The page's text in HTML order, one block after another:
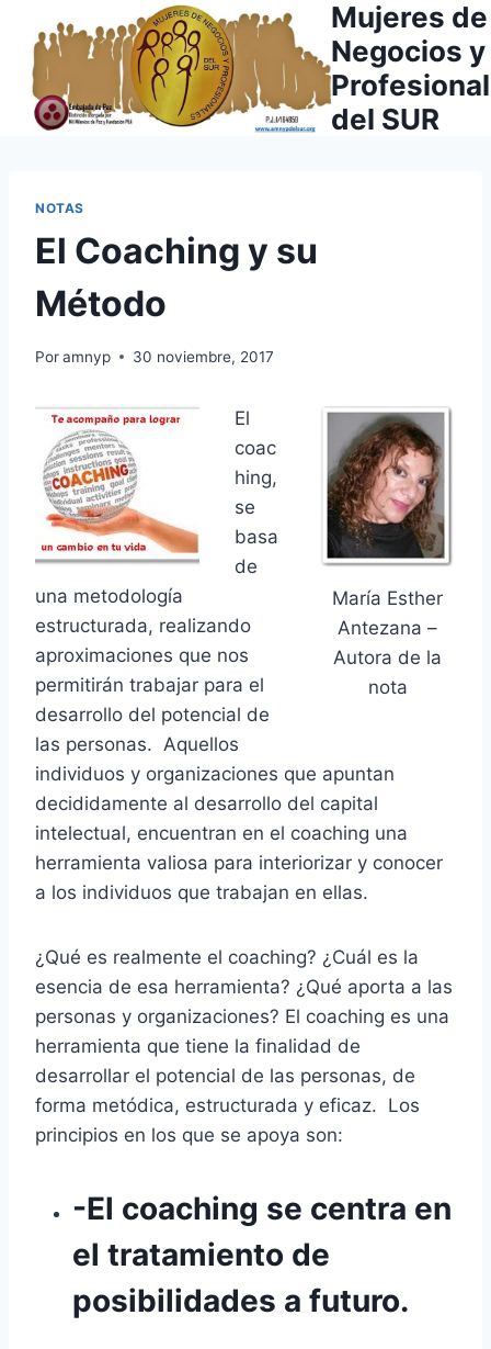
contenido
Mujeres de
Negocios y
del SUR
NOTAS
El Coaching y su
Método
Poramnyp 30 noviembre, 2017
María Esther
Antezana –
Autora de la
nota
El
coac
hing,
se
basa
de
una metodología
estructurada, realizando
aproximaciones que nos
permitirán trabajar para el
desarrollo del potencial de
las personas. Aquellos
individuos y organizaciones que apuntan
decididamente al desarrollo del capital
intelectual, encuentran en el coaching una
herramienta valiosa para interiorizar y conocer
a los individuos que trabajan en ellas.
¿Qué es realmente el coaching? ¿Cuál es la
esencia de esa herramienta? ¿Qué aporta a las
personas y organizaciones? El coaching es una
herramienta que tiene la finalidad de
desarrollar el potencial de las personas, de
forma metódica, estructurada y eficaz. Los
principios en los que se apoya son:
-El coaching se centra en
el tratamiento de
posibilidades a futuro.